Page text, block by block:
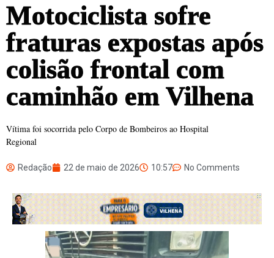
Motociclista sofre
fraturas expostas após
colisão frontal com
caminhão em Vilhena
Vítima foi socorrida pelo Corpo de Bombeiros ao Hospital
Regional
Redação 22 de maio de 2026 10:57 No Comments